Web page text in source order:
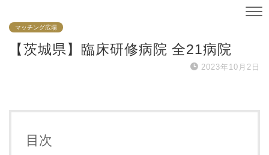
マッチング広場
【茨城県】臨床研修病院 全21病院
2023年10月2日
目次